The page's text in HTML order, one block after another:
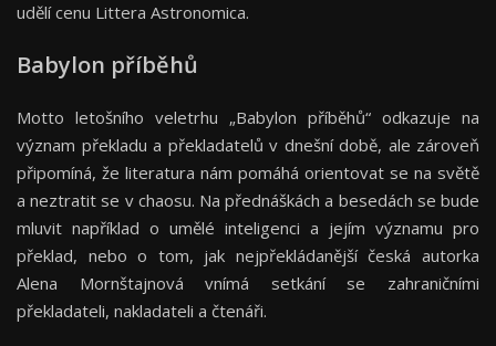
udělí cenu Littera Astronomica.
Babylon příběhů
Motto letošního veletrhu „Babylon příběhů“ odkazuje na
význam překladu a překladatelů v dnešní době, ale zároveň
připomíná, že literatura nám pomáhá orientovat se na světě
a neztratit se v chaosu. Na přednáškách a besedách se bude
mluvit například o umělé inteligenci a jejím významu pro
překlad, nebo o tom, jak nejpřekládanější česká autorka
Alena Mornštajnová vnímá setkání se zahraničními
překladateli, nakladateli a čtenáři.